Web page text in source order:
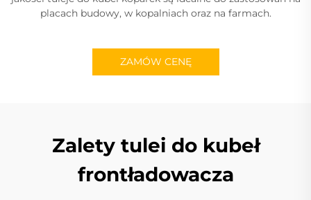
placach budowy, w kopalniach oraz na farmach.
ZAMÓW CENĘ
Zalety tulei do kubeł
frontładowacza